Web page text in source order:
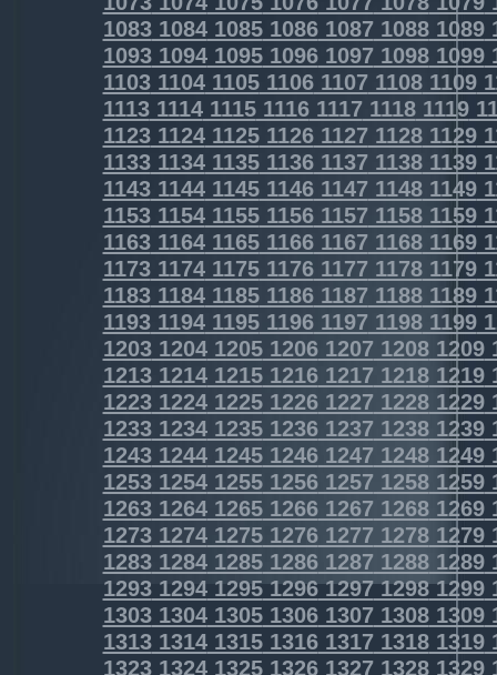
1083108410851086108710881089
1093109410951096109710981099
1103110411051106110711081109
1113111411151116111711181119
1123112411251126112711281129
1133113411351136113711381139
11431144114511461147 11481149
11531154115511561157 11581159
1163116411651166116711681169
11731174117511761177 11781179
11831184118511861187 11881189
11931194119511961197 11981199
12031204120512061207 12081209
12131214121512161217 12181219
12231224122512261227 12281229
12331234123512361237 12381239
12431244124512461247 12481249
12531254125512561257 12581259
12631264126512661267 12681269
12731274127512761277 12781279
12831284128512861287 12881289
1293129412951296129712981299
1303130413051306130713081309
1313131413151316131713181319
1323132413251326132713281329